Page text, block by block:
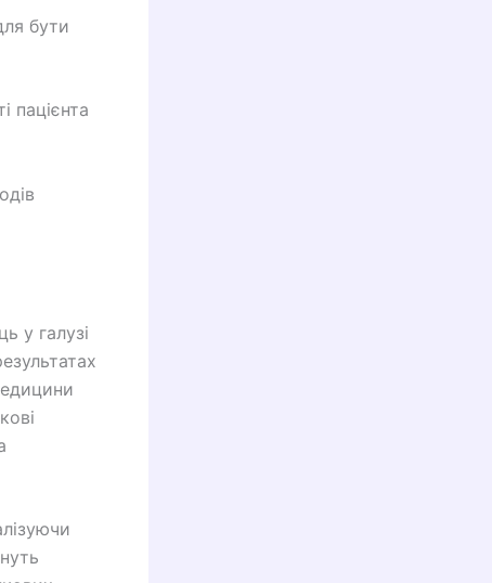
бути
пацієнта
у галузі